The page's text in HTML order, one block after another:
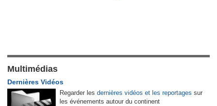
Multimédias
Dernières Vidéos
Regarder les dernières vidéos et les reportages sur
les événements autour du continent